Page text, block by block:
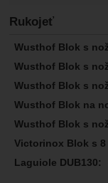
Rukojeť